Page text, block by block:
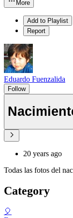
More
Add to Playlist
Report
Eduardo Fuenzalida
Follow
20 years ago
Todas las fotos del
Category
🎈